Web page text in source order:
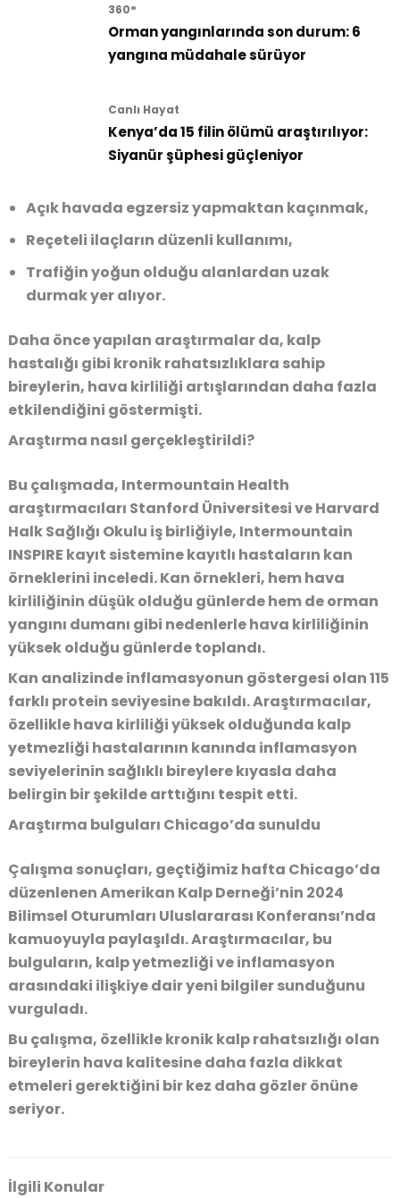
360°
Orman yangınlarında son durum: 6
yangına müdahale sürüyor
Canlı Hayat
Kenya’da 15 filin ölümü araştırılıyor:
Siyanür şüphesi güçleniyor
Açık havada egzersiz yapmaktan kaçınmak,
Reçeteli ilaçların düzenli kullanımı,
Trafiğin yoğun olduğu alanlardan uzak
durmakyer alıyor.
Daha önce yapılan araştırmalar da, kalp
hastalığı gibi kronik rahatsızlıklara sahip
bireylerin, hava kirliliği artışlarından daha fazla
etkilendiğini göstermişti.
Araştırma nasıl gerçekleştirildi?
Bu çalışmada, Intermountain Health
araştırmacıları Stanford ÜniversitesiveHarvard
Halk Sağlığı Okulu iş birliğiyle, Intermountain
INSPIRE kayıt sistemine kayıtlı hastaların kan
örneklerini inceledi. Kan örnekleri, hem hava
kirliliğinin düşük olduğu günlerde hem de orman
yangını dumanı gibi nedenlerle hava kirliliğinin
yüksek olduğu günlerde toplandı.
Kan analizinde inflamasyonun göstergesi olan 115
farklı protein seviyesine bakıldı. Araştırmacılar,
özellikle hava kirliliği yüksek olduğunda kalp
yetmezliği hastalarının kanında inflamasyon
seviyelerinin sağlıklı bireylere kıyasla daha
belirgin bir şekilde arttığını tespit etti.
Araştırma bulguları Chicago’da sunuldu
Çalışma sonuçları, geçtiğimiz hafta Chicago’da
düzenlenen Amerikan Kalp Derneği’nin 2024
Bilimsel Oturumları Uluslararası Konferansı’nda
kamuoyuyla paylaşıldı. Araştırmacılar, bu
bulguların, kalp yetmezliği ve inflamasyon
arasındaki ilişkiye dair yeni bilgiler sunduğunu
vurguladı.
Bu çalışma, özellikle kronik kalp rahatsızlığı olan
bireylerin hava kalitesine daha fazla dikkat
etmeleri gerektiğini bir kez daha gözler önüne
seriyor.
İlgili Konular